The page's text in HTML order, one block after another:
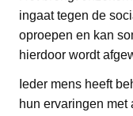
ingaat tegen de
oproepen en kan
hierdoor wordt
Ieder mens heeft
hun ervaringen